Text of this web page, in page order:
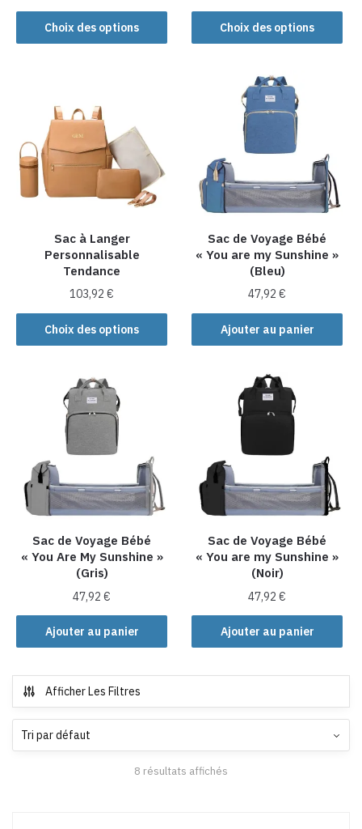
Choix des options
produit
a
Les
options
peuvent
être
sur
page
du
produit
Choix des options
Ce
produit
plusieurs
variations.
Les
options
peuvent
être
choisies
sur
la
page
du
produit
Sac à Langer
Personnalisable
Tendance
103,92€
Choix des options
Ce
produit
plusieurs
variations.
options
être
choisies
sur
la
page
du
produit
Sac de Voyage Bébé
« You are my Sunshine »
(Bleu)
47,92€
Ajouter au panier
Sac de Voyage Bébé
« You Are My Sunshine »
(Gris)
47,92€
Ajouter au panier
Sac de Voyage Bébé
« You are my Sunshine »
(Noir)
47,92€
Ajouter au panier
Afficher Les Filtres
8 résultats affichés